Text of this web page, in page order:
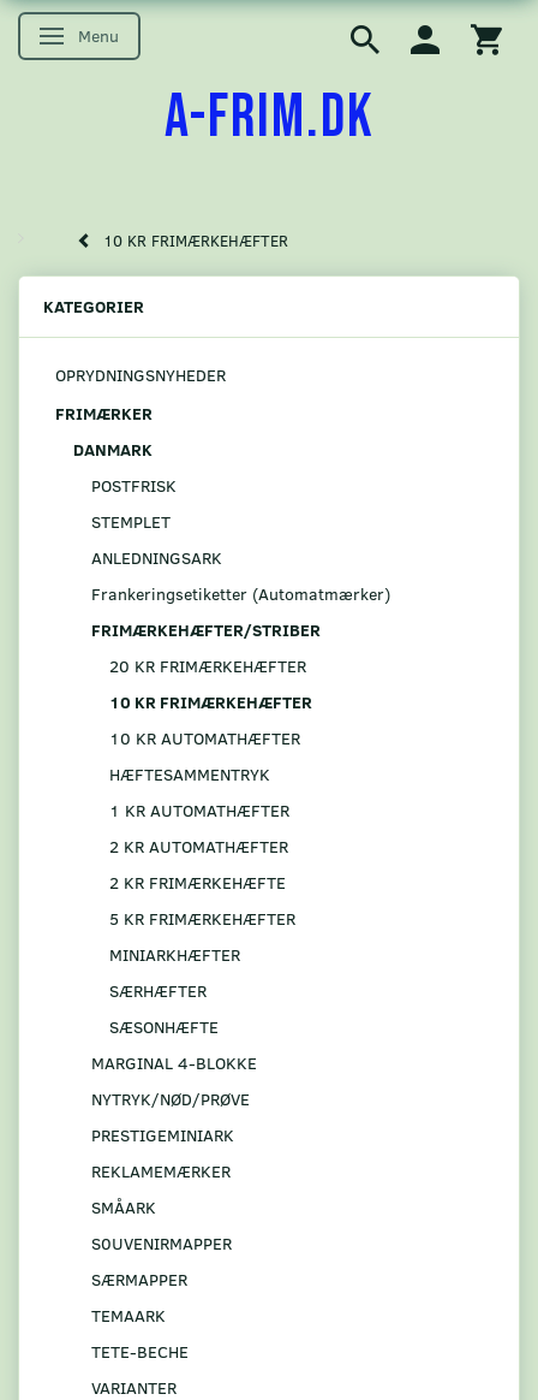
Skifte navigation
Menu
A-FRIM.DK
10 KR FRIMÆRKEHÆFTER
KATEGORIER
OPRYDNINGSNYHEDER
FRIMÆRKER
DANMARK
POSTFRISK
STEMPLET
ANLEDNINGSARK
Frankeringsetiketter (Automatmærker)
FRIMÆRKEHÆFTER/STRIBER
20 KR FRIMÆRKEHÆFTER
10 KR FRIMÆRKEHÆFTER
10 KR AUTOMATHÆFTER
HÆFTESAMMENTRYK
1 KR AUTOMATHÆFTER
2 KR AUTOMATHÆFTER
2 KR FRIMÆRKEHÆFTE
5 KR FRIMÆRKEHÆFTER
MINIARKHÆFTER
SÆRHÆFTER
SÆSONHÆFTE
MARGINAL 4-BLOKKE
NYTRYK/NØD/PRØVE
PRESTIGEMINIARK
REKLAMEMÆRKER
SMÅARK
S0UVENIRMAPPER
SÆRMAPPER
TEMAARK
TETE-BECHE
VARIANTER